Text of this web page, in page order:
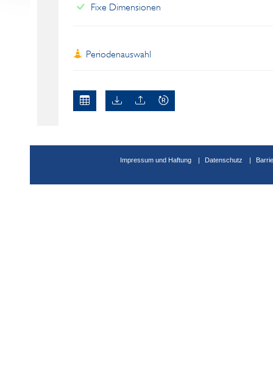
Fixe Dimensionen
Periodenauswahl
Impressum und Haftung Datenschutz